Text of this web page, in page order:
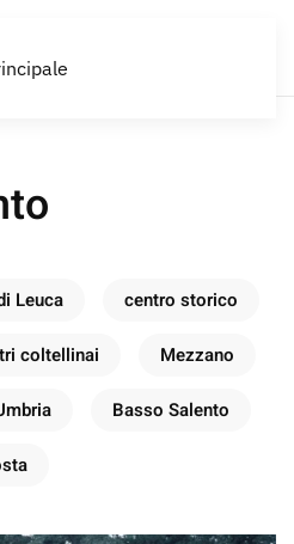
Leuca centro storico
coltellinai Mezzano
Basso Salento